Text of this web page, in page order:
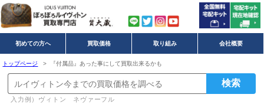
初めての方へ 買取価格 取り組み 会社概要
トップページ > 『付属品』あった事にして買取出来るかも
入力例）ヴィトン ネヴァーフル